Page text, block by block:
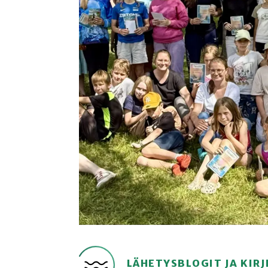
LÄHETYSBLOGIT JA